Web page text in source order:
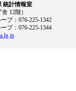
統計情報室
12階）
：076-225-1342
：076-225-1344